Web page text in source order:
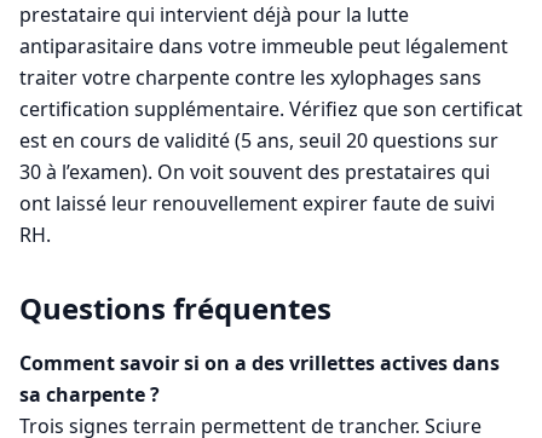
prestataire qui intervient déjà pour la lutte
antiparasitaire dans votre immeuble peut légalement
traiter votre charpente contre les xylophages sans
certification supplémentaire. Vérifiez que son certificat
est en cours de validité (5 ans, seuil 20 questions sur
30 à l’examen). On voit souvent des prestataires qui
ont laissé leur renouvellement expirer faute de suivi
RH.
Questions fréquentes
Comment savoir si on a des vrillettes actives dans
sa charpente ?
Trois signes terrain permettent de trancher. Sciure